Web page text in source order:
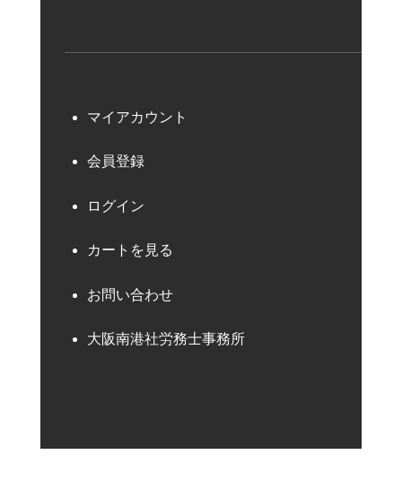
マイアカウント
会員登録
ログイン
カートを見る
お問い合わせ
大阪南港社労務士事務所